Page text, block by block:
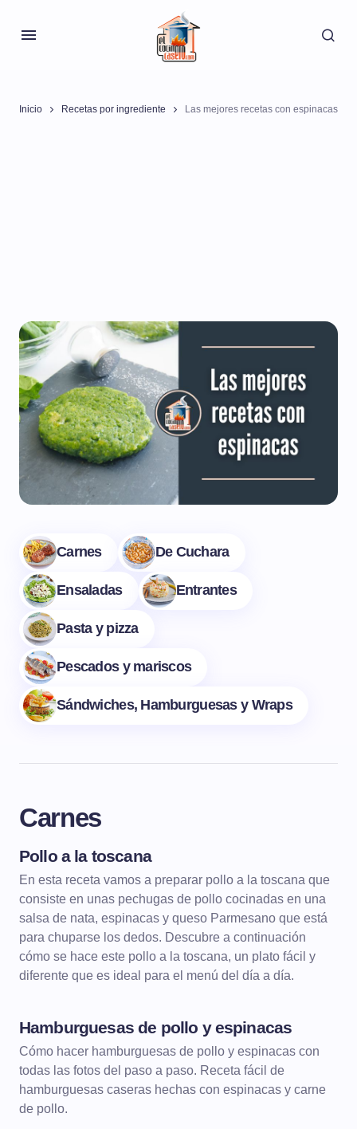
Inicio Recetas por ingrediente Las mejores recetas con espinacas
Las mejores recetas con
espinacas
Te proponemos algunas recetas que puedes
preparar con espinacas, tanto cocinadas como en
crudo, para que puedas disfrutar de esta verdura
tan saludable.
Carnes De Cuchara
Ensaladas Entrantes
Pasta y pizza
Pescados y mariscos
Sándwiches, Hamburguesas y Wraps
Carnes
Pollo a la toscana
En esta receta vamos a preparar pollo a la toscana que
consiste en unas pechugas de pollo cocinadas en una
salsa de nata, espinacas y queso Parmesano que está
para chuparse los dedos. Descubre a continuación
cómo se hace este pollo a la toscana, un plato fácil y
diferente que es ideal para el menú del día a día.
Hamburguesas de pollo y espinacas
Cómo hacer hamburguesas de pollo y espinacas con
todas las fotos del paso a paso. Receta fácil de
hamburguesas caseras hechas con espinacas y carne
de pollo.